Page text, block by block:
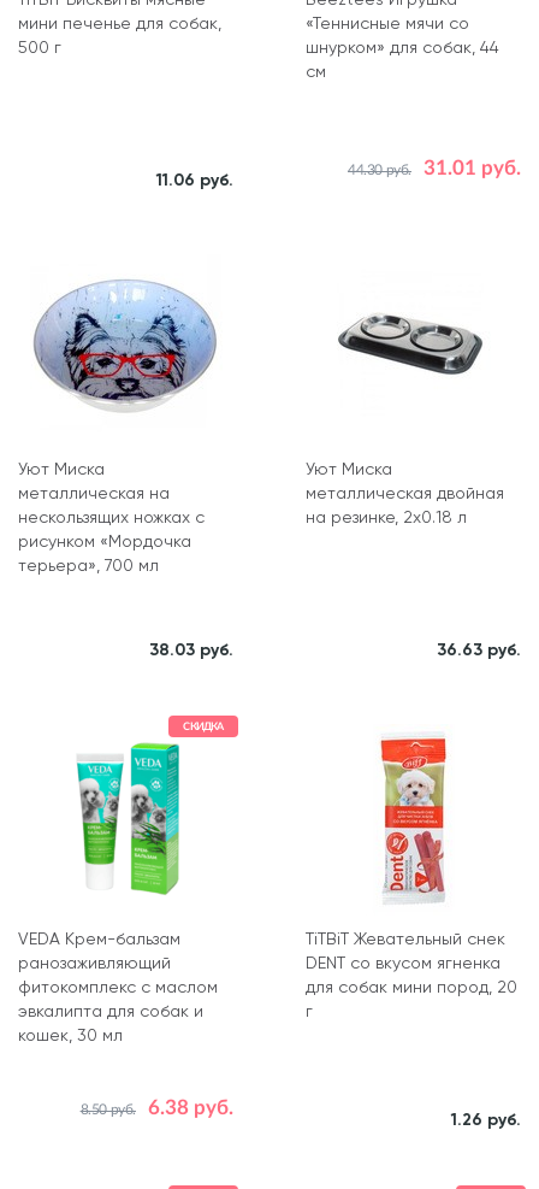
мини печенье для собак,
500 г
11.06 руб.
«Теннисные мячи со
шнурком» для собак, 44
см
31.01 руб.
44.30 руб.
Уют Миска
металлическая на
нескользящих ножках с
рисунком «Мордочка
терьера», 700 мл
38.03 руб.
Уют Миска
металлическая двойная
на резинке, 2х0.18 л
36.63 руб.
СКИДКА
VEDA Крем-бальзам
ранозаживляющий
фитокомплекс с маслом
эвкалипта для собак и
кошек, 30 мл
6.38 руб.
8.50 руб.
TiTBiT Жевательный снек
DENT со вкусом ягненка
для собак мини пород, 20
г
1.26 руб.